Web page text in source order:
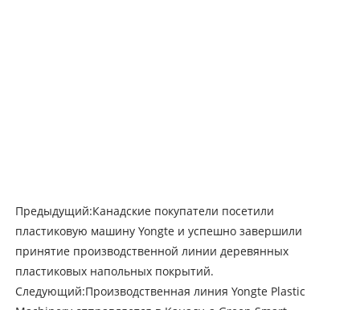
Предыдущий:Канадские покупатели посетили
пластиковую машину Yongte и успешно завершили
принятие производственной линии деревянных
пластиковых напольных покрытий.
Следующий:Производственная линия Yongte Plastic